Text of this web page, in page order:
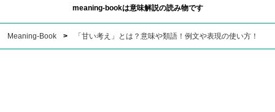
meaning-bookは意味解説の読み物です
Meaning-Book 「甘い考え」とは？意味や類語！例文や表現の使い方！